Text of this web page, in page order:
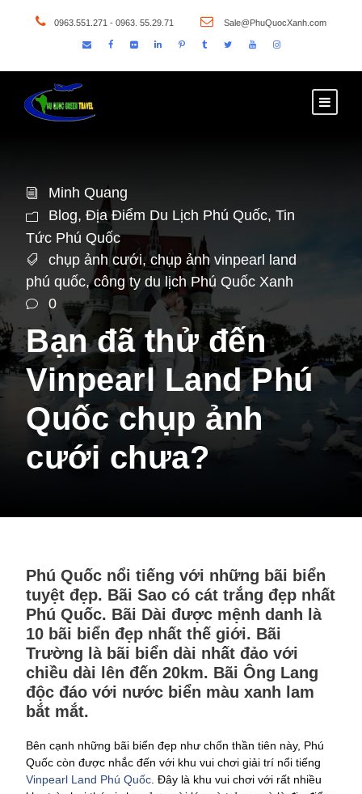
0963.551.271 - 0963. 55.29.71 Sale@PhuQuocXanh.com
Minh Quang
Blog, Địa Điểm Du Lịch Phú Quốc, Tin
Tức Phú Quốc
chụp ảnh cưới, chụp ảnh vinpearl land
phú quốc, công ty du lịch Phú Quốc Xanh
0
Bạn đã thử đến
Vinpearl Land Phú
Quốc chụp ảnh
cưới chưa?
Phú Quốc nổi tiếng với những bãi biển
tuyệt đẹp. Bãi Sao có cát trắng đẹp nhất
Phú Quốc. Bãi Dài được mệnh danh là
10 bãi biển đẹp nhất thế giới. Bãi
Trường là bãi biển dài nhất đảo với
chiều dài lên đến 20km. Bãi Ông Lang
độc đáo với nước biển màu xanh lam
bắt mắt.
Bên cạnh những bãi biển đẹp như chốn thần tiên này, Phú
Quốc còn được nhắc đến với khu vui chơi giải trí nổi tiếng
Vinpearl Land Phú Quốc . Đây là khu vui chơi với rất nhiều